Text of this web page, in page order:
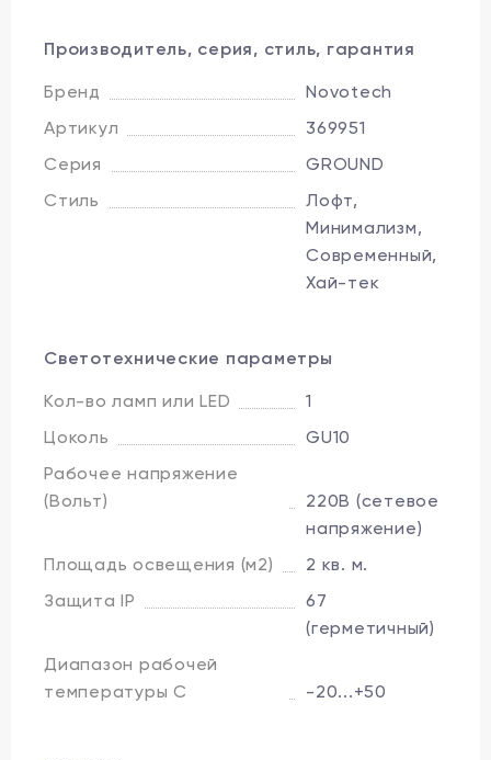
Производитель, серия, стиль, гарантия
Бренд
Novotech
Артикул
369951
Серия
GROUND
Стиль
Лофт,
Минимализм,
Современный,
Хай-тек
Светотехнические параметры
Кол-во ламп или LED
1
Цоколь
GU10
Рабочее напряжение
(Вольт)
220В (сетевое
напряжение)
Площадь освещения (м2)
2 кв. м.
Защита IP
67
(герметичный)
Диапазон рабочей
температуры C
-20...+50